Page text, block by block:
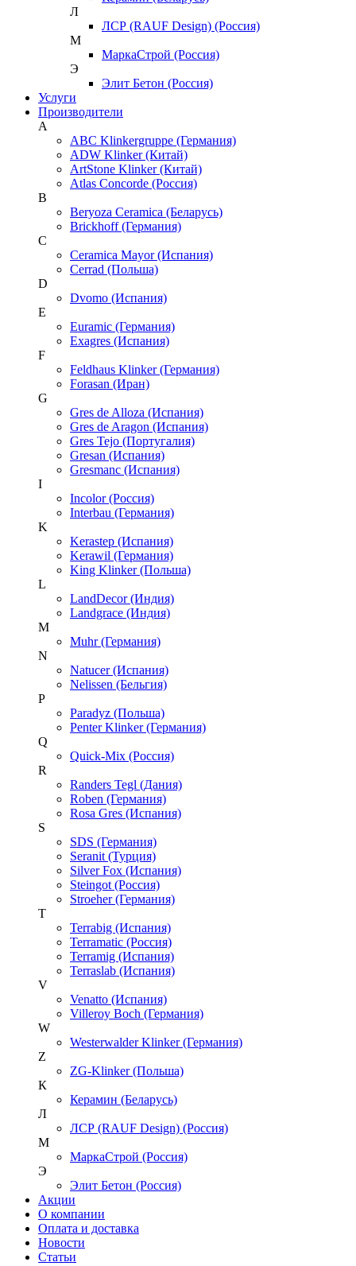
Л
ЛСР (RAUF Design) (Россия)
М
МаркаСтрой (Россия)
Э
Элит Бетон (Россия)
Услуги
Производители
A
ABC Klinkergruppe (Германия)
ADW Klinker (Китай)
ArtStone Klinker (Китай)
Atlas Concorde (Россия)
B
Beryoza Ceramica (Беларусь)
Brickhoff (Германия)
C
Ceramica Mayor (Испания)
Cerrad (Польша)
D
Dvomo (Испания)
E
Euramic (Германия)
Exagres (Испания)
F
Feldhaus Klinker (Германия)
Forasan (Иран)
G
Gres de Alloza (Испания)
Gres de Aragon (Испания)
Gres Tejo (Португалия)
Gresan (Испания)
Gresmanc (Испания)
I
Incolor (Россия)
Interbau (Германия)
K
Kerastep (Испания)
Kerawil (Германия)
King Klinker (Польша)
L
LandDecor (Индия)
Landgrace (Индия)
M
Muhr (Германия)
N
Natucer (Испания)
Nelissen (Бельгия)
P
Paradyz (Польша)
Penter Klinker (Германия)
Q
Quick-Mix (Россия)
R
Randers Tegl (Дания)
Roben (Германия)
Rosa Gres (Испания)
S
SDS (Германия)
Seranit (Турция)
Silver Fox (Испания)
Steingot (Россия)
Stroeher (Германия)
T
Terrabig (Испания)
Terramatic (Россия)
Terramig (Испания)
Terraslab (Испания)
V
Venatto (Испания)
Villeroy Boch (Германия)
W
Westerwalder Klinker (Германия)
Z
ZG-Klinker (Польша)
К
Керамин (Беларусь)
Л
ЛСР (RAUF Design) (Россия)
М
МаркаСтрой (Россия)
Э
Элит Бетон (Россия)
Акции
О компании
Оплата и доставка
Новости
Статьи